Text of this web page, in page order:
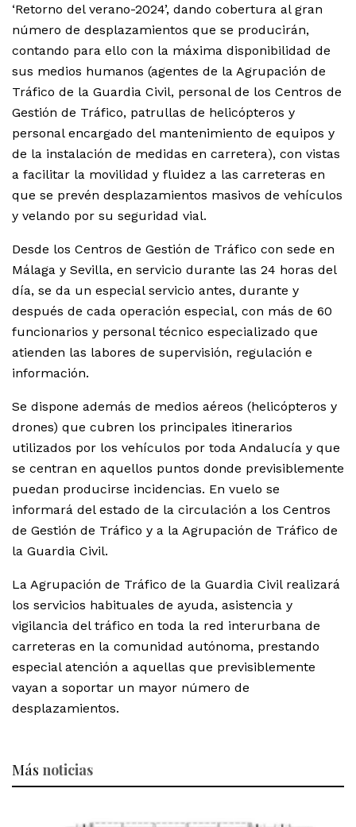
‘Retorno del verano-2024’, dando cobertura al gran
número de desplazamientos que se producirán,
contando para ello con la máxima disponibilidad de
sus medios humanos (agentes de la Agrupación de
Tráfico de la Guardia Civil, personal de los Centros de
Gestión de Tráfico, patrullas de helicópteros y
personal encargado del mantenimiento de equipos y
de la instalación de medidas en carretera), con vistas
a facilitar la movilidad y fluidez a las carreteras en
que se prevén desplazamientos masivos de vehículos
y velando por su seguridad vial.
Desde los Centros de Gestión de Tráfico con sede en
Málaga y Sevilla, en servicio durante las 24 horas del
día, se da un especial servicio antes, durante y
después de cada operación especial, con más de 60
funcionarios y personal técnico especializado que
atienden las labores de supervisión, regulación e
información.
Se dispone además de medios aéreos (helicópteros y
drones) que cubren los principales itinerarios
utilizados por los vehículos por toda Andalucía y que
se centran en aquellos puntos donde previsiblemente
puedan producirse incidencias. En vuelo se
informará del estado de la circulación a los Centros
de Gestión de Tráfico y a la Agrupación de Tráfico de
la Guardia Civil.
La Agrupación de Tráfico de la Guardia Civil realizará
los servicios habituales de ayuda, asistencia y
vigilancia del tráfico en toda la red interurbana de
carreteras en la comunidad autónoma, prestando
especial atención a aquellas que previsiblemente
vayan a soportar un mayor número de
desplazamientos.
Más noticias